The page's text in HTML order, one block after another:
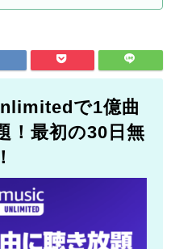
で1億曲
！最初の30日無